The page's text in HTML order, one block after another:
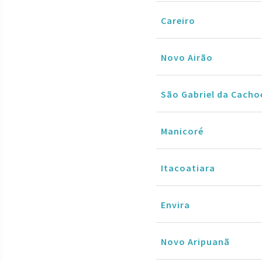
Careiro
Novo Airão
São Gabriel da
Manicoré
Itacoatiara
Envira
Novo Aripuanã